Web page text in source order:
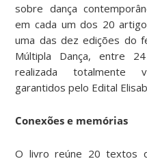
sobre dança
em cada um dos 20
uma das dez edições do
Múltipla Dança, entre
realizada totalmente
garantidos pelo Edital
Conexões e memórias
O livro reúne 20 textos